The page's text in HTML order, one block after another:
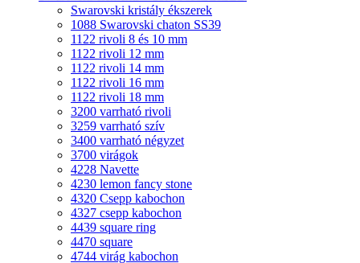
Swarovski kristály ékszerek
1088 Swarovski chaton SS39
1122 rivoli 8 és 10 mm
1122 rivoli 12 mm
1122 rivoli 14 mm
1122 rivoli 16 mm
1122 rivoli 18 mm
3200 varrható rivoli
3259 varrható szív
3400 varrható négyzet
3700 virágok
4228 Navette
4230 lemon fancy stone
4320 Csepp kabochon
4327 csepp kabochon
4439 square ring
4470 square
4744 virág kabochon